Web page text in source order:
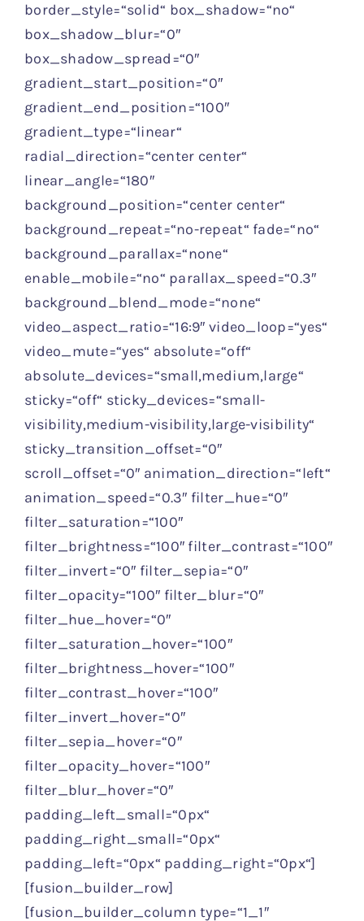
border_style=“solid“ box_shadow=“no“
box_shadow_blur=“0″
box_shadow_spread=“0″
gradient_start_position=“0″
gradient_end_position=“100″
gradient_type=“linear“
radial_direction=“center center“
linear_angle=“180″
background_position=“center center“
background_repeat=“no-repeat“ fade=“no“
background_parallax=“none“
enable_mobile=“no“ parallax_speed=“0.3″
background_blend_mode=“none“
video_aspect_ratio=“16:9″ video_loop=“yes“
video_mute=“yes“ absolute=“off“
absolute_devices=“small,medium,large“
sticky=“off“ sticky_devices=“small-
visibility,medium-visibility,large-visibility“
sticky_transition_offset=“0″
scroll_offset=“0″ animation_direction=“left“
animation_speed=“0.3″ filter_hue=“0″
filter_saturation=“100″
filter_brightness=“100″ filter_contrast=“100″
filter_invert=“0″ filter_sepia=“0″
filter_opacity=“100″ filter_blur=“0″
filter_hue_hover=“0″
filter_saturation_hover=“100″
filter_brightness_hover=“100″
filter_contrast_hover=“100″
filter_invert_hover=“0″
filter_sepia_hover=“0″
filter_opacity_hover=“100″
filter_blur_hover=“0″
padding_left_small=“0px“
padding_right_small=“0px“
padding_left=“0px“ padding_right=“0px“]
[fusion_builder_row]
[fusion_builder_column type=“1_1″